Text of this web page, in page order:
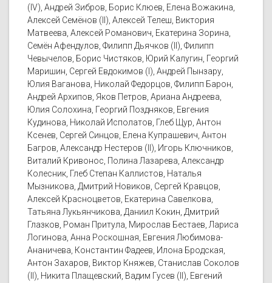
(IV), Андрей Зибров, Борис Клюев, Елена Вожакина,
Алексей Семёнов (II), Алексей Телеш, Виктория
Матвеева, Алексей Романович, Екатерина Зорина,
Семён Афендулов, Филипп Дьячков (II), Филипп
Чевычелов, Борис Чистяков, Юрий Калугин, Георгий
Маришин, Сергей Евдокимов (I), Андрей Пынзару,
Юлия Ваганова, Николай Федорцов, Филипп Барон,
Андрей Архипов, Яков Петров, Ариана Андреева,
Юлия Солохина, Георгий Поздняков, Евгения
Кудинова, Николай Исполатов, Глеб Щур, Антон
Ксенев, Сергей Синцов, Елена Купрашевич, Антон
Багров, Александр Нестеров (II), Игорь Ключников,
Виталий Кривонос, Полина Лазарева, Александр
Колесник, Глеб Степан Каллистов, Наталья
Мызникова, Дмитрий Новиков, Сергей Кравцов,
Алексей Красноцветов, Екатерина Савелкова,
Татьяна Лукьянчикова, Даниил Кокин, Дмитрий
Глазков, Роман Притула, Мирослав Бестаев, Лариса
Логинова, Анна Роскошная, Евгения Любимова-
Ананичева, Константин Фадеев, Илона Бродская,
Антон Захаров, Виктор Княжев, Станислав Соколов
(II), Никита Плащевский, Вадим Гусев (II), Евгений